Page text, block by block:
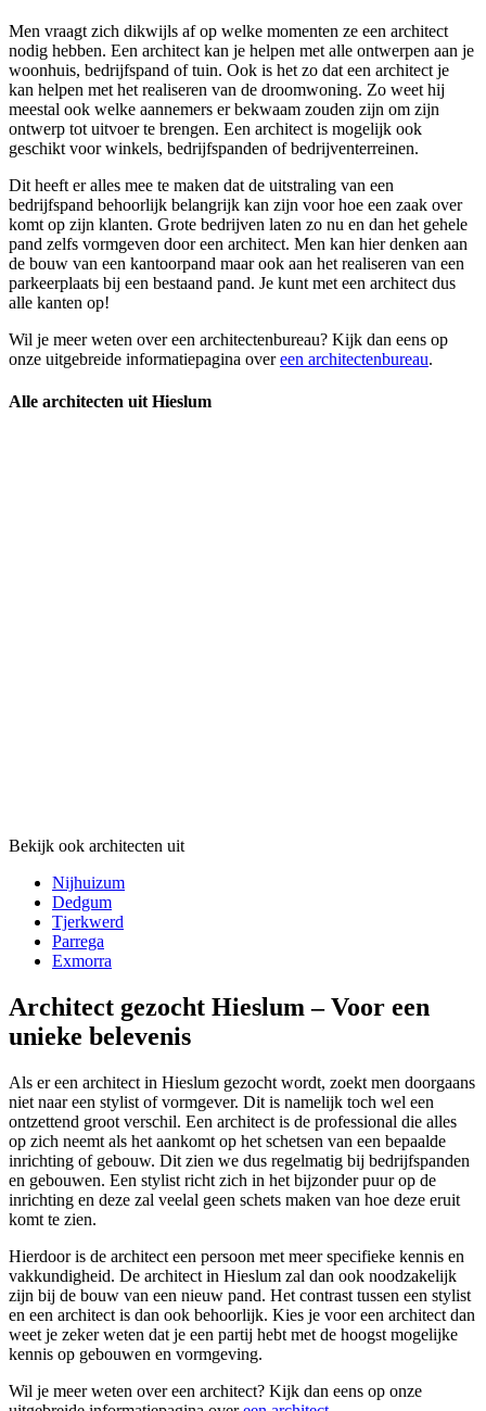
Men vraagt zich dikwijls af op welke momenten ze een architect
nodig hebben. Een architect kan je helpen met alle ontwerpen aan je
woonhuis, bedrijfspand of tuin. Ook is het zo dat een architect je
kan helpen met het realiseren van de droomwoning. Zo weet hij
meestal ook welke aannemers er bekwaam zouden zijn om zijn
ontwerp tot uitvoer te brengen. Een architect is mogelijk ook
geschikt voor winkels, bedrijfspanden of bedrijventerreinen.
Dit heeft er alles mee te maken dat de uitstraling van een
bedrijfspand behoorlijk belangrijk kan zijn voor hoe een zaak over
komt op zijn klanten. Grote bedrijven laten zo nu en dan het gehele
pand zelfs vormgeven door een architect. Men kan hier denken aan
de bouw van een kantoorpand maar ook aan het realiseren van een
parkeerplaats bij een bestaand pand. Je kunt met een architect dus
alle kanten op!
Wil je meer weten over een architectenbureau? Kijk dan eens op
onze uitgebreide informatiepagina overeen architectenbureau.
Alle architecten uit Hieslum
Bekijk ook architecten uit
Nijhuizum
Dedgum
Tjerkwerd
Parrega
Exmorra
Architect gezocht Hieslum – Voor een
unieke belevenis
Als er een architect in Hieslum gezocht wordt, zoekt men doorgaans
niet naar een stylist of vormgever. Dit is namelijk toch wel een
ontzettend groot verschil. Een architect is de professional die alles
op zich neemt als het aankomt op het schetsen van een bepaalde
inrichting of gebouw. Dit zien we dus regelmatig bij bedrijfspanden
en gebouwen. Een stylist richt zich in het bijzonder puur op de
inrichting en deze zal veelal geen schets maken van hoe deze eruit
komt te zien.
Hierdoor is de architect een persoon met meer specifieke kennis en
vakkundigheid. De architect in Hieslum zal dan ook noodzakelijk
zijn bij de bouw van een nieuw pand. Het contrast tussen een stylist
en een architect is dan ook behoorlijk. Kies je voor een architect dan
weet je zeker weten dat je een partij hebt met de hoogst mogelijke
kennis op gebouwen en vormgeving.
Wil je meer weten over een architect? Kijk dan eens op onze